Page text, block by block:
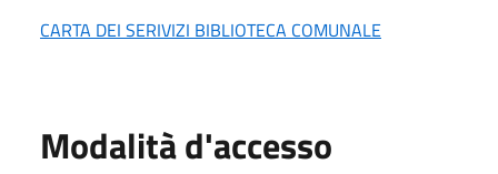
CARTA DEI SERIVIZI BIBLIOTECA COMUNALE
Modalità d'accesso